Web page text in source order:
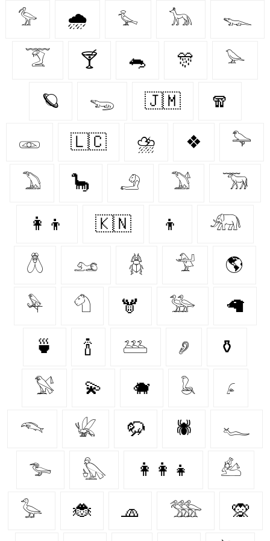
𓅞 🌧️ 𓅙 𓃥 𓆊
𓄆 🍸 🐀 🎊 𓅪
🪐 𓆌 🇯🇲 🧣
𓁽 🇱🇨 ⛈️ ❖ 𓅍
𓅐 🦕 𓄂 𓅑 𓃞
👩‍👦 🇰🇳 👦 𓃰
𓆦 𓃭 𓆣 𓅴 🌎
𓅆 𓄇 🫎 𓅺 🦙
🍵 🍾 𓅹 𓂈 ⚱️
𓅄 💫 🐗 𓆘 𓂊
𓆞 𓆤 🦬 🕷️ 𓆑
𓅧 𓅽 👩‍👩‍👧 𓃕
𓅭 🐞 🧢 𓅢 🙊